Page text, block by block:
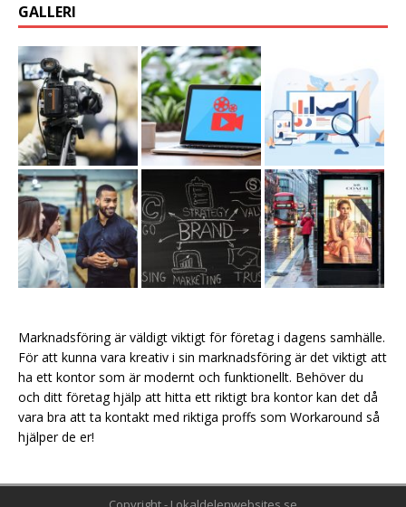
GALLERI
Marknadsföring är väldigt viktigt för företag i dagens samhälle.
För att kunna vara kreativ i sin marknadsföring är det viktigt att
ha ett kontor som är modernt och funktionellt. Behöver du
och ditt företag hjälp att hitta ett riktigt bra kontor kan det då
vara bra att ta kontakt med riktiga proffs som Workaround så
hjälper de er!